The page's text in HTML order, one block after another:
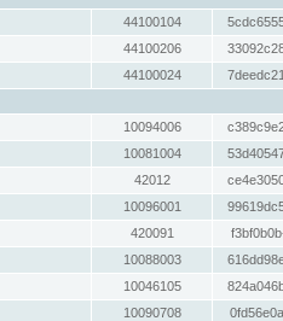
44100104
44100206
44100024
10094006
10081004
42012
10096001
420091
10088003
10046105
10090708